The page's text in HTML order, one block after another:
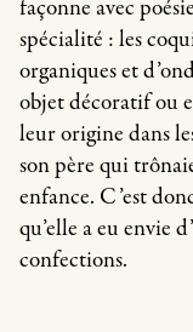
façonne avec
spécialité : les
organiques et
objet décoratif ou
leur origine dans
son père qui
enfance. C’est
qu’elle a eu envie
confections.